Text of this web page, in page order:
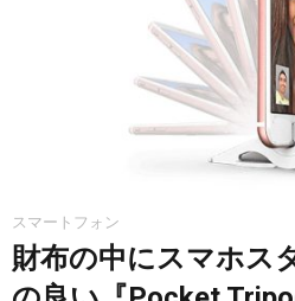
スマートフォン
財布の中にスマホス